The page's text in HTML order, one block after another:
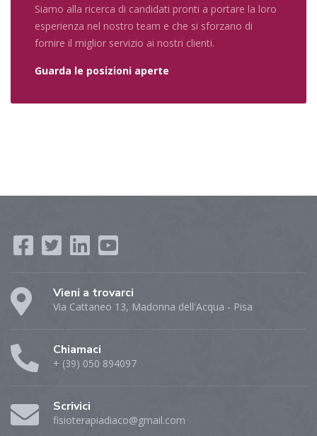
Siamo alla ricerca di candidati pronti a portare la loro
esperienza nel nostro team e che si sforzano di
fornire il miglior servizio ai nostri clienti.
Guarda le posizioni aperte
Vieni a trovarci
Via Cattaneo 13, Madonna dell'Acqua - Pisa
Chiamaci
+ (39) 050 894097
Scrivici
fisioterapiadiaco@gmail.com